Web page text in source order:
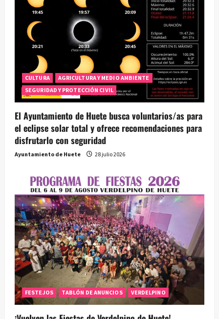
CULTURA
AGRICULTURA Y MEDIO AMBIENTE
SEGURIDAD Y PROTECCIÓN CIVIL
El Ayuntamiento de Huete busca voluntarios/as para
el eclipse solar total y ofrece recomendaciones para
disfrutarlo con seguridad
Ayuntamiento de Huete 28 julio 2026
FESTEJOS TABLÓN DE ANUNCIOS VERDELPINO